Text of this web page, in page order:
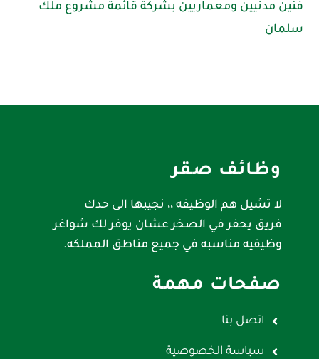
فنين مدنيين ومعماريين بشركة قائمة مشروع ملك
سلمان
وظائف صقر
لا تشيل هم الوظيفه ،، نجيبها الى حدك
فريق يحفر في الصخر عشان يوفر لك شواغر
وظيفيه مناسبه في جميع مناطق المملكه.
صفحات مهمة
اتصل بنا
سياسة الخصوصية